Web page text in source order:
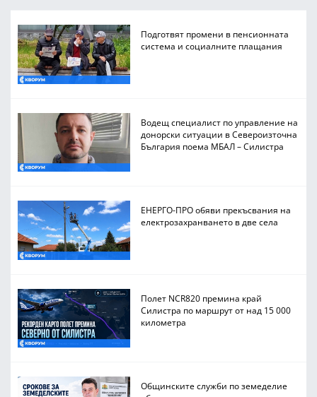
Подготвят промени в пенсионната
система и социалните плащания
Водещ специалист по управление на
донорски ситуации в Североизточна
България поема МБАЛ – Силистра
ЕНЕРГО-ПРО обяви прекъсвания на
електрозахранването в две села
Полет NCR820 премина край
Силистра по маршрут от над 15 000
километра
Общинските служби по земеделие